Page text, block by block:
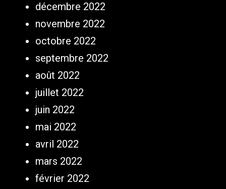
décembre 2022
novembre 2022
octobre 2022
septembre 2022
août 2022
juillet 2022
juin 2022
mai 2022
avril 2022
mars 2022
février 2022